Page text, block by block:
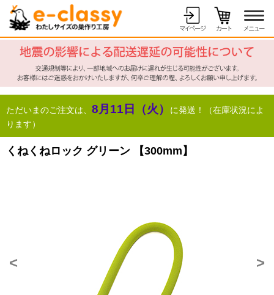
ただいまのご注文は、 8月11日（火）
に発送！（在庫状況によ
ります）
くねくねロック グリーン 【300mm】
< >